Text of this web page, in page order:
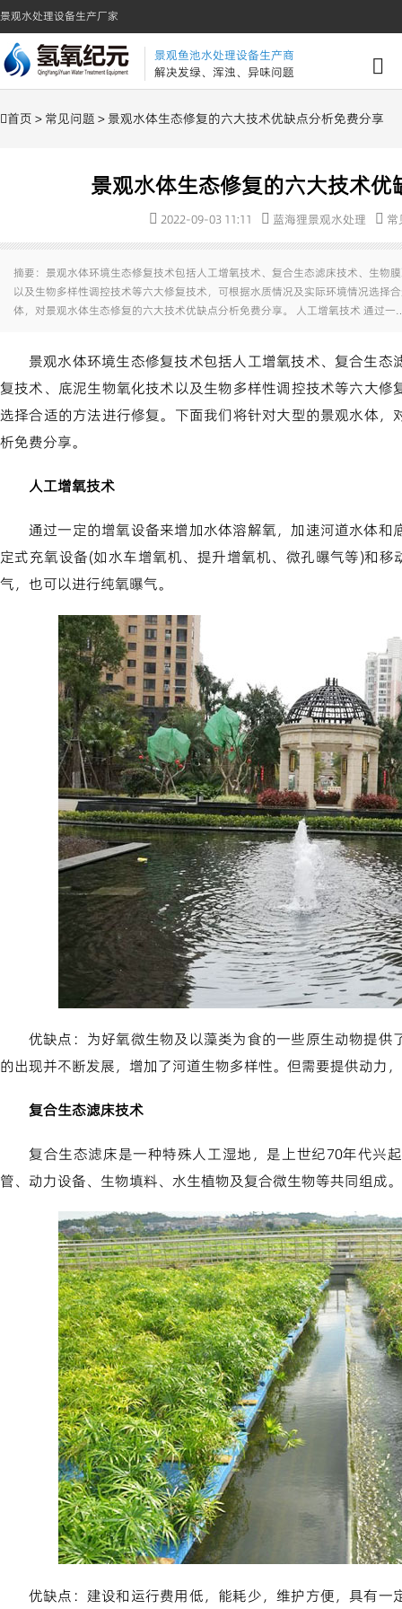
景观水处理设备生产厂家
景观鱼池水处理设备生产商
解决发绿、浑浊、异味问题
首页 > 常见问题 > 景观水体生态修复的六大技术优缺点分析免费分享
景观水体生态修复的六大技术优
2022-09-03 11:11 蓝海狸景观水处理 常
摘要：景观水体环境生态修复技术包括人工增氧技术、复合生态滤床技术、生物
以及生物多样性调控技术等六大修复技术，可根据水质情况及实际环境情况选择
体，对景观水体生态修复的六大技术优缺点分析免费分享。 人工增氧技术 通过
景观水体环境生态修复技术包括人工增氧技术、复合生
复技术、底泥生物氧化技术以及生物多样性调控技术等六大
选择合适的方法进行修复。下面我们将针对大型的景观水体
析免费分享。
人工增氧技术
通过一定的增氧设备来增加水体溶解氧，加速河道水体
定式充氧设备(如水车增氧机、提升增氧机、微孔曝气等)和
气，也可以进行纯氧曝气。
优缺点：为好氧微生物及以藻类为食的一些原生动物提
的出现并不断发展，增加了河道生物多样性。但需要提供动力
复合生态滤床技术
复合生态滤床是一种特殊人工湿地，是上世纪70年代兴
管、动力设备、生物填料、水生植物及复合微生物等共同组成。
优缺点：建设和运行费用低，能耗少，维护方便，具有